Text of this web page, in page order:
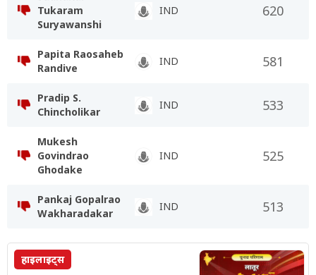
Tukaram
Suryawanshi
IND 620
Papita Raosaheb
Randive
IND 581
Pradip S.
Chincholikar
IND 533
Mukesh
Govindrao
Ghodake
IND 525
Pankaj Gopalrao
Wakharadakar
IND 513
हाइलाइट्स